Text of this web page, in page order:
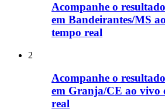
Acompanhe o
em Bandeirantes/MS
tempo real
2
Acompanhe o
em Granja/CE ao vivo
real